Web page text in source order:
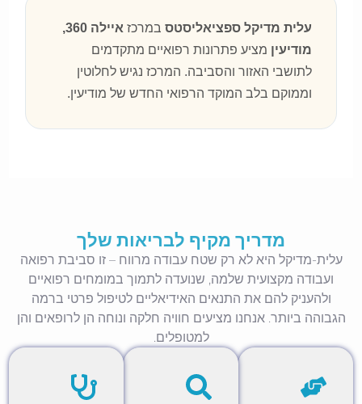
עלית מדיקל ספציאליסטס במרכז
איילה 360,
מודיעין מציע פתרונות רפואיים מתקדמים
לתושבי האזור והסביבה. המרכז נגיש לחלוטין
וממוקם בלב המוקד הרפואי החדש של מודיעין.
מדריך מקיף לבריאות שלך
עלית-מדיקל היא לא רק שטח עבודה מרווח – זו סביבת רפואה
ועבודה מקצועית שלמה, שנועדה לתמוך במומחים רפואיים
ולהעניק להם את התנאים האידיאליים לטיפול פרטי ברמה
הגבוהה ביותר. אנחנו מציעים חוויה חלקה ונוחה הן לרופאים והן
למטופלים.